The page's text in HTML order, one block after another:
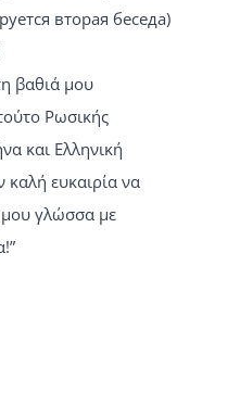
вторая беседа)
βαθιά μου
Ρωσικής
και Ελληνική
καλή ευκαιρία να
μου γλώσσα με